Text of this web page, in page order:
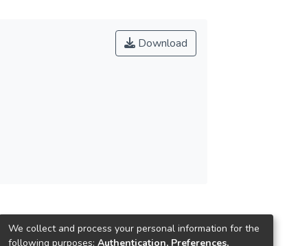
Download
We collect and process your personal information for the
following purposes: Authentication, Preferences,